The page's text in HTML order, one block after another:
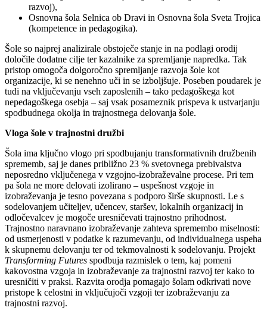
razvoj),
Osnovna šola Selnica ob Dravi in Osnovna šola Sveta Trojica
(kompetence in pedagogika).
Šole so najprej analizirale obstoječe stanje in na podlagi orodij
določile dodatne cilje ter kazalnike za spremljanje napredka. Tak
pristop omogoča dolgoročno spremljanje razvoja šole kot
organizacije, ki se nenehno uči in se izboljšuje. Poseben poudarek je
tudi na vključevanju vseh zaposlenih – tako pedagoškega kot
nepedagoškega osebja – saj vsak posameznik prispeva k ustvarjanju
spodbudnega okolja in trajnostnega delovanja šole.
Vloga šole v trajnostni družbi
Šola ima ključno vlogo pri spodbujanju transformativnih družbenih
sprememb, saj je danes približno 23 % svetovnega prebivalstva
neposredno vključenega v vzgojno-izobraževalne procese. Pri tem
pa šola ne more delovati izolirano – uspešnost vzgoje in
izobraževanja je tesno povezana s podporo širše skupnosti. Le s
sodelovanjem učiteljev, učencev, staršev, lokalnih organizacij in
odločevalcev je mogoče uresničevati trajnostno prihodnost.
Trajnostno naravnano izobraževanje zahteva spremembo miselnosti:
od usmerjenosti v podatke k razumevanju, od individualnega uspeha
k skupnemu delovanju ter od tekmovalnosti k sodelovanju. Projekt
Transforming Futures spodbuja razmislek o tem, kaj pomeni
kakovostna vzgoja in izobraževanje za trajnostni razvoj ter kako to
uresničiti v praksi. Razvita orodja pomagajo šolam odkrivati nove
pristope k celostni in vključujoči vzgoji ter izobraževanju za
trajnostni razvoj.